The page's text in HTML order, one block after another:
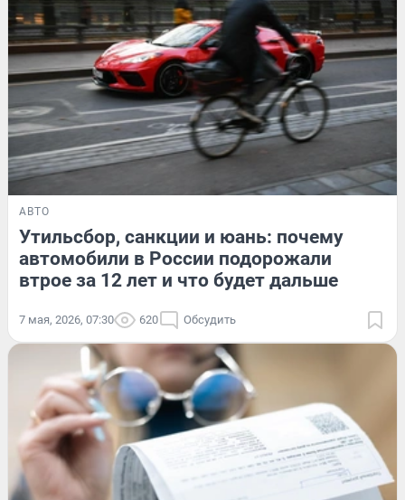
АВТО
Утильсбор, санкции и юань: почему
автомобили в России подорожали
втрое за 12 лет и что будет дальше
7 мая, 2026, 07:30 620 Обсудить